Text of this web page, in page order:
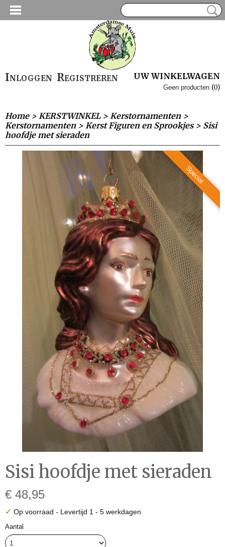
Inloggen Registreren UW WINKELWAGEN
Geen producten (0)
Home> KERSTWINKEL> Kerstornamenten>
Kerstornamenten> Kerst Figuren en Sprookjes> Sisi
hoofdje met sieraden
Special
Sisi hoofdje met sieraden
€ 48,95
✓ Op voorraad - Levertijd 1 - 5 werkdagen
Aantal